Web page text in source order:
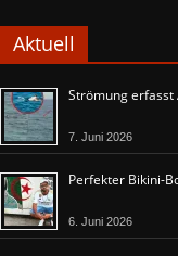
Aktuell
Strömung
7. Juni 2026
Perfekter Bikini-
6. Juni 2026